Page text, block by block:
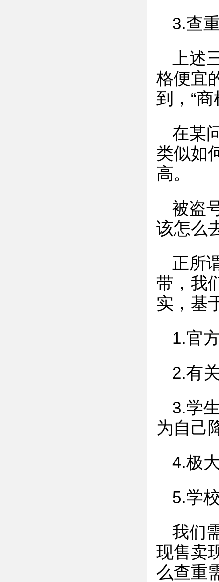
3.查
上述
格便宜
到，“
在某
类似如
高。
被盗
该怎么
正所
带，我
实，基
1.官
2.有
3.学
为自己
4.极
5.学
我们
现售卖
么查重